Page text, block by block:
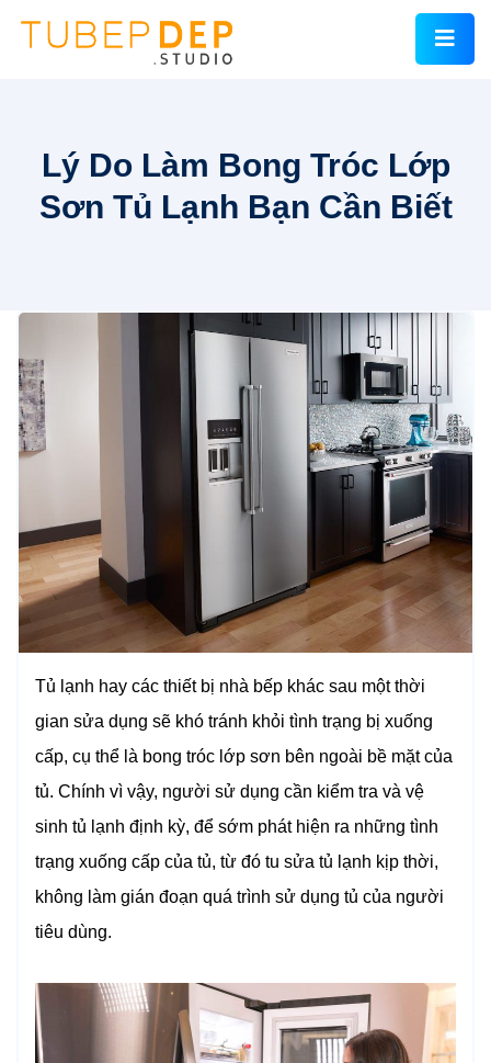
Lý Do Làm Bong Tróc Lớp
Sơn Tủ Lạnh Bạn Cần Biết
Tủ lạnh hay các thiết bị nhà bếp khác sau một thời
gian sửa dụng sẽ khó tránh khỏi tình trạng bị xuống
cấp, cụ thể là bong tróc lớp sơn bên ngoài bề mặt của
tủ. Chính vì vậy, người sử dụng cần kiểm tra và vệ
sinh tủ lạnh định kỳ, để sớm phát hiện ra những tình
trạng xuống cấp của tủ, từ đó tu sửa tủ lạnh kịp thời,
không làm gián đoạn quá trình sử dụng tủ của người
tiêu dùng.